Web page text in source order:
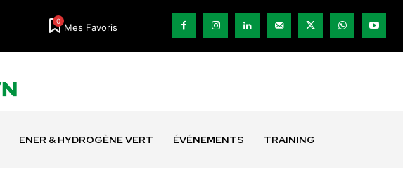
0
Mes Favoris
ENER & HYDROGÈNE VERT ÉVÉNEMENTS TRAINING